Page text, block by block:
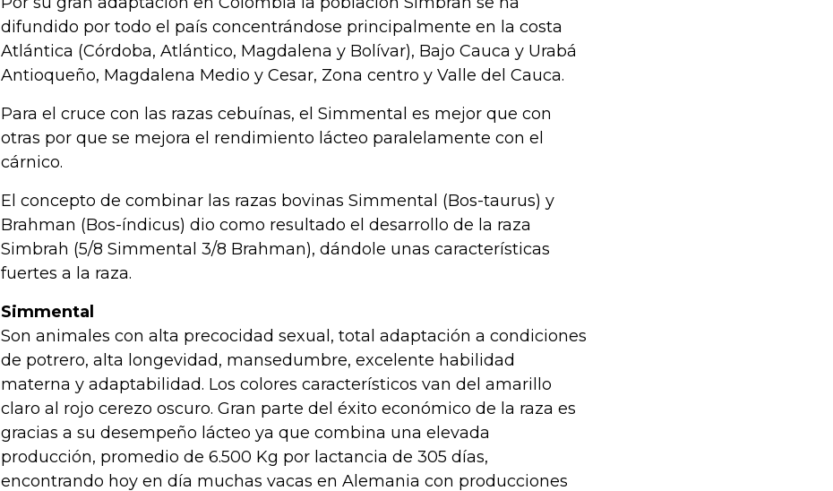
difundido por todo el país concentrándose principalmente en la costa
Atlántica (Córdoba, Atlántico, Magdalena y Bolívar), Bajo Cauca y Urabá
Antioqueño, Magdalena Medio y Cesar, Zona centro y Valle del Cauca.
Para el cruce con las razas cebuínas, el Simmental es mejor que con
otras por que se mejora el rendimiento lácteo paralelamente con el
cárnico.
El concepto de combinar las razas bovinas Simmental (Bos-taurus) y
Brahman (Bos-índicus) dio como resultado el desarrollo de la raza
Simbrah (5/8 Simmental 3/8 Brahman), dándole unas características
fuertes a la raza.
Simmental
Son animales con alta precocidad sexual, total adaptación a condiciones
de potrero, alta longevidad, mansedumbre, excelente habilidad
materna y adaptabilidad. Los colores característicos van del amarillo
claro al rojo cerezo oscuro. Gran parte del éxito económico de la raza es
gracias a su desempeño lácteo ya que combina una elevada
producción, promedio de 6.500 Kg por lactancia de 305 días,
encontrando hoy en día muchas vacas en Alemania con producciones